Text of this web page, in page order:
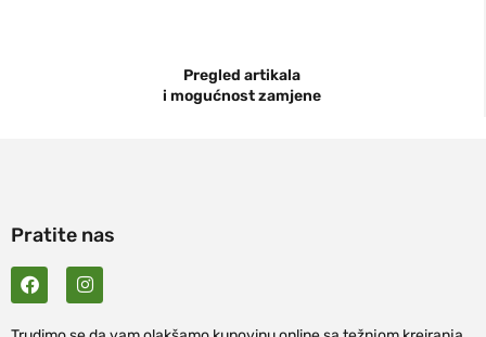
Pregled artikala
i mogućnost zamjene
Pratite nas